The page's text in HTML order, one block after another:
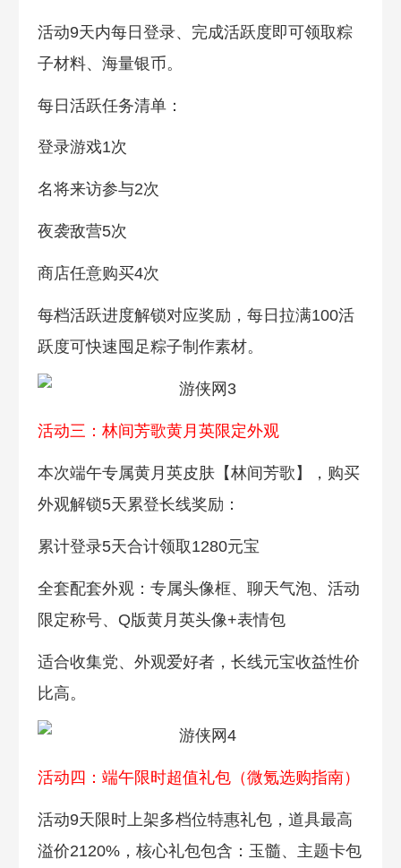
活动9天内每日登录、完成活跃度即可领取粽
子材料、海量银币。
每日活跃任务清单：
登录游戏1次
名将来访参与2次
夜袭敌营5次
商店任意购买4次
每档活跃进度解锁对应奖励，每日拉满100活
跃度可快速囤足粽子制作素材。
活动三：林间芳歌黄月英限定外观
本次端午专属黄月英皮肤【林间芳歌】，购买
外观解锁5天累登长线奖励：
累计登录5天合计领取1280元宝
全套配套外观：专属头像框、聊天气泡、活动
限定称号、Q版黄月英头像+表情包
适合收集党、外观爱好者，长线元宝收益性价
比高。
活动四：端午限时超值礼包（微氪选购指南）
活动9天限时上架多档位特惠礼包，道具最高
溢价2120%，核心礼包包含：玉髓、主题卡包